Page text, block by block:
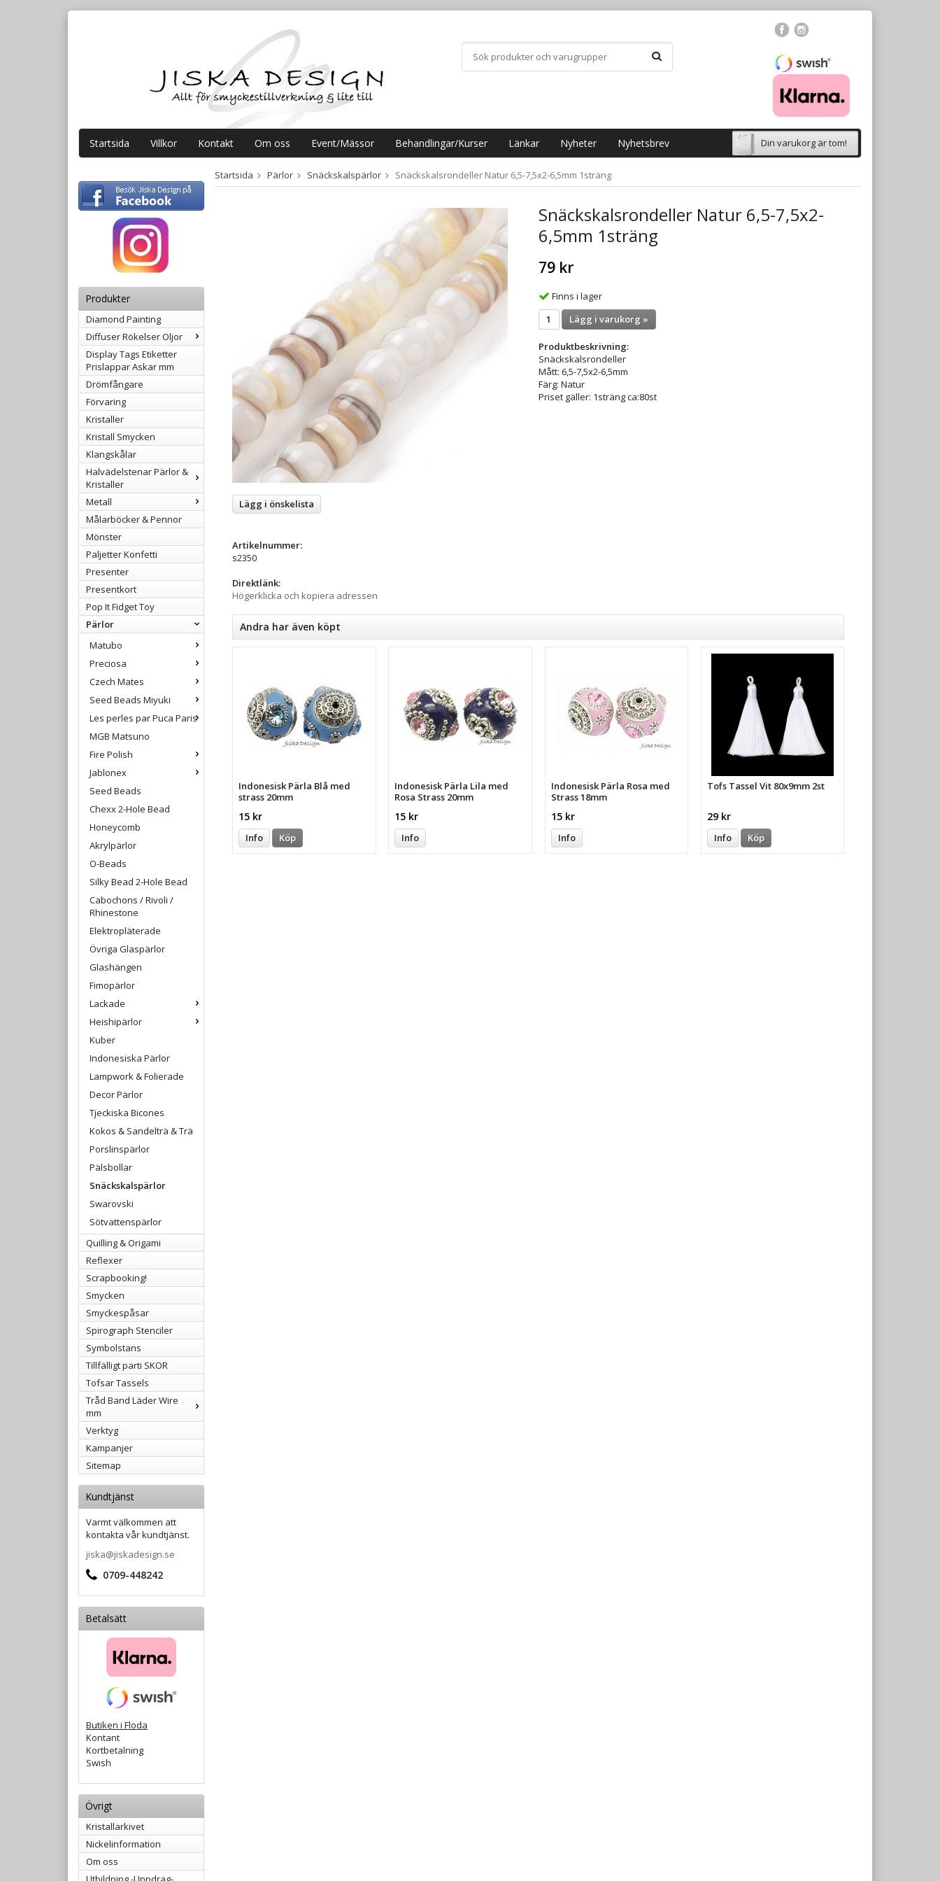
Startsida Villkor Kontakt Om oss Event/Mässor Behandlingar/Kurser Länkar Nyheter Nyhetsbrev Din varukorg är tom!
Produkter
Diamond Painting
Diffuser Rökelser Oljor
Display Tags Etiketter
Prislappar Askar mm
Drömfångare
Förvaring
Kristaller
Kristall Smycken
Klangskålar
Halvädelstenar Pärlor &
Kristaller
Metall
Målarböcker & Pennor
Mönster
Paljetter Konfetti
Presenter
Presentkort
Pop It Fidget Toy
Pärlor
Matubo
Preciosa
Czech Mates
Seed Beads Miyuki
Les perles par Puca Paris
MGB Matsuno
Fire Polish
Jablonex
Seed Beads
Chexx 2-Hole Bead
Honeycomb
Akrylpärlor
O-Beads
Silky Bead 2-Hole Bead
Cabochons / Rivoli /
Rhinestone
Elektropläterade
Övriga Glaspärlor
Glashängen
Fimopärlor
Lackade
Heishipärlor
Kuber
Indonesiska Pärlor
Lampwork & Folierade
Decor Pärlor
Tjeckiska Bicones
Kokos & Sandelträ & Trä
Porslinspärlor
Pälsbollar
Snäckskalspärlor
Swarovski
Sötvattenspärlor
Quilling & Origami
Reflexer
Scrapbooking!
Smycken
Smyckespåsar
Spirograph Stenciler
Symbolstans
Tillfälligt parti SKOR
Tofsar Tassels
Tråd Band Läder Wire
mm
Verktyg
Kampanjer
Sitemap
Kundtjänst
Varmt välkommen att
kontakta vår kundtjänst.
jiska@jiskadesign.se
0709-448242
Betalsätt
Butiken i Floda
Kontant
Kortbetalning
Swish
Övrigt
Kristallarkivet
Nickelinformation
Om oss
Startsida Pärlor Snäckskalspärlor Snäckskalsrondeller Natur 6,5-7,5x2-6,5mm 1sträng
Snäckskalsrondeller Natur 6,5-7,5x2-
6,5mm 1sträng
79 kr
Finns i lager
Lägg i varukorg »
Produktbeskrivning:
Snäckskalsrondeller
Mått: 6,5-7,5x2-6,5mm
Färg: Natur
Priset gäller: 1sträng ca:80st
Lägg i önskelista
Artikelnummer:
s2350
Direktlänk:
Högerklicka och kopiera adressen
Andra har även köpt
Indonesisk Pärla Blå med
strass 20mm
15 kr
Info Köp
Indonesisk Pärla Lila med
Rosa Strass 20mm
15 kr
Info
Indonesisk Pärla Rosa med
Strass 18mm
15 kr
Info
Tofs Tassel Vit 80x9mm 2st
29 kr
Info Köp